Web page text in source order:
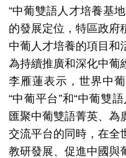
“中葡雙語人才培養基
的發展定位，特區政府
中葡人才培養的項目和
為持續推廣和深化中葡
李雁蓮表示，世界中
“中葡平台”和“中葡雙
匯聚中葡雙語菁英、為
交流平台的同時，在全
教研發展、促進中國與